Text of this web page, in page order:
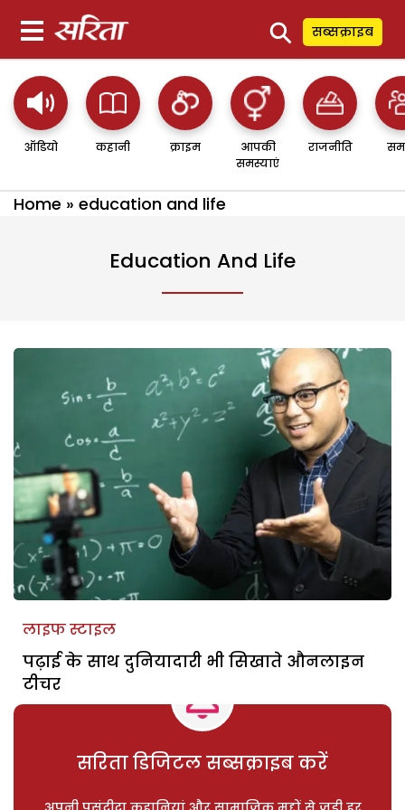
⚲ सब्सक्राइब
ऑडियो कहानी क्राइम
आपकी
समस्याएं
राजनीति
Home » education and life
Education And Life
लाइफ स्टाइल
पढ़ाई के साथ दुनियादारी भी सिखाते औनलाइन
टीचर
सरिता डिजिटल सब्सक्राइब करें